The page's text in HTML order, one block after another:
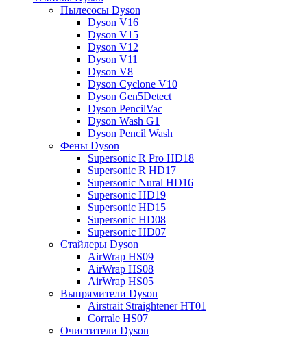
Пылесосы Dyson
Dyson V16
Dyson V15
Dyson V12
Dyson V11
Dyson V8
Dyson Cyclone V10
Dyson Gen5Detect
Dyson PencilVac
Dyson Wash G1
Dyson Pencil Wash
Фены Dyson
Supersonic R Pro HD18
Supersonic R HD17
Supersonic Nural HD16
Supersonic HD19
Supersonic HD15
Supersonic HD08
Supersonic HD07
Стайлеры Dyson
AirWrap HS09
AirWrap HS08
AirWrap HS05
Выпрямители Dyson
Airstrait Straightener HT01
Corrale HS07
Очистители Dyson